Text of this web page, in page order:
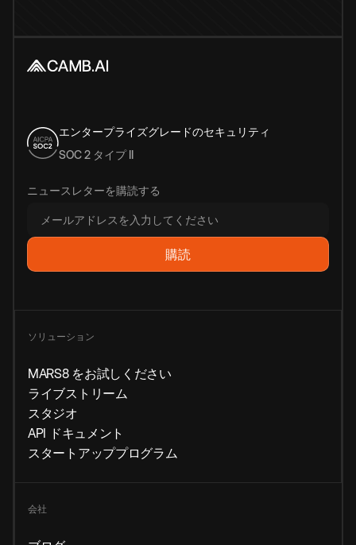
エンタープライズグレードのセキュリティ
SOC 2 タイプ II
ニュースレターを購読する
ソリューション
MARS8 をお試しください
ライブストリーム
スタジオ
API ドキュメント
スタートアッププログラム
会社